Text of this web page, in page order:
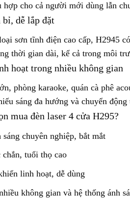
hợp cho cả người mới dùng lẫn
bỉ, dễ lắp đặt
sơn tĩnh điện cao cấp, H2945
thời gian dài, kể cả trong môi
hoạt trong nhiều không gian
phòng karaoke, quán cà phê
sáng đa hướng và chuyển
mua đèn laser 4 cửa H295?
chuyên nghiệp, bắt mắt
chắn, tuổi thọ cao
linh hoạt, dễ dùng
không gian và hệ thống ánh